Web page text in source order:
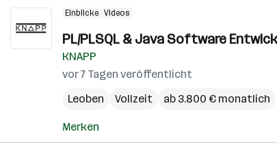
Einblicke Videos
PL/PLSQL & Java Software
KNAPP
vor 7 Tagen veröffentlicht
Leoben
Vollzeit ab 3.800 € monatlich
Merken